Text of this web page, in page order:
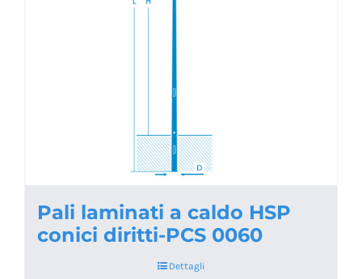
Pali laminati a caldo HSP
conici diritti-PCS 0060
Dettagli